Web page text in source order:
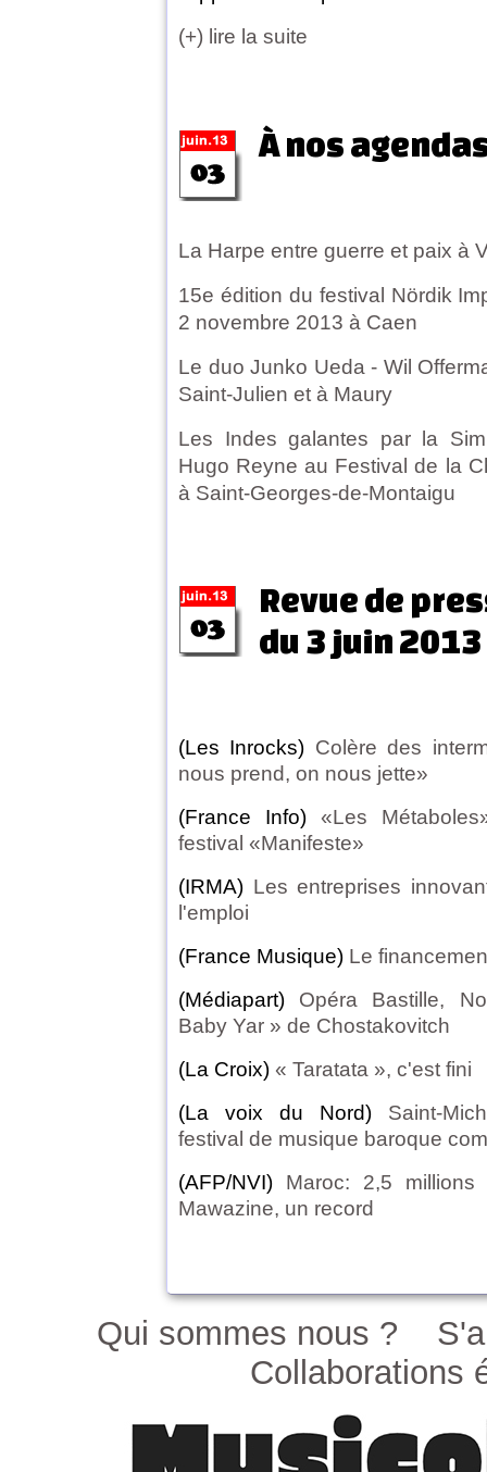
(+) lire la suite
À nos
La Harpe entre guerre et paix à
15e édition du festival Nördik
2 novembre 2013 à Caen
Le duo Junko Ueda - Wil
Saint-Julien et à Maury
Les Indes galantes par la
Hugo Reyne au Festival de la
à Saint-Georges-de-Montaigu
Revue de
du 3 juin 2013
(Les Inrocks) Colère des
nous prend, on nous jette»
(France Info) «Les
festival «Manifeste»
(IRMA) Les entreprises
l'emploi
(France Musique) Le
(Médiapart) Opéra Bastille,
Baby Yar » de Chostakovitch
(La Croix) « Taratata », c'est fini
(La voix du Nord) Saint-
festival de musique baroque
(AFP/NVI) Maroc: 2,5
Mawazine, un record
Qui sommes nous ?
Collaborations